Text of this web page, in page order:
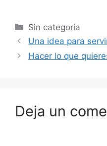
Sin categoría
Una idea para
Hacer lo que
Deja un